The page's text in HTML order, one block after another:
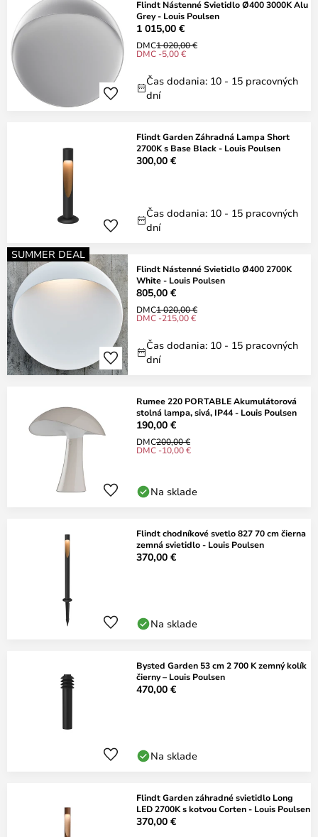
Flindt Nástenné Svietidlo Ø400 3000K Alu
Grey - Louis Poulsen
1 015,00 €
DMC1 020,00 €
DMC -5,00 €
Čas dodania: 10 - 15 pracovných
dní
Flindt Garden Záhradná Lampa Short
2700K s Base Black - Louis Poulsen
300,00 €
Čas dodania: 10 - 15 pracovných
dní
SUMMER DEAL
Flindt Nástenné Svietidlo Ø400 2700K
White - Louis Poulsen
805,00 €
DMC1 020,00 €
DMC -215,00 €
Čas dodania: 10 - 15 pracovných
dní
Rumee 220 PORTABLE Akumulátorová
stolná lampa, sivá, IP44 - Louis Poulsen
190,00 €
DMC200,00 €
DMC -10,00 €
Na sklade
Flindt chodníkové svetlo 827 70 cm čierna
zemná svietidlo - Louis Poulsen
370,00 €
Na sklade
Bysted Garden 53 cm 2 700 K zemný kolík
čierny – Louis Poulsen
470,00 €
Na sklade
Flindt Garden záhradné svietidlo Long
LED 2700K s kotvou Corten - Louis Poulsen
370,00 €